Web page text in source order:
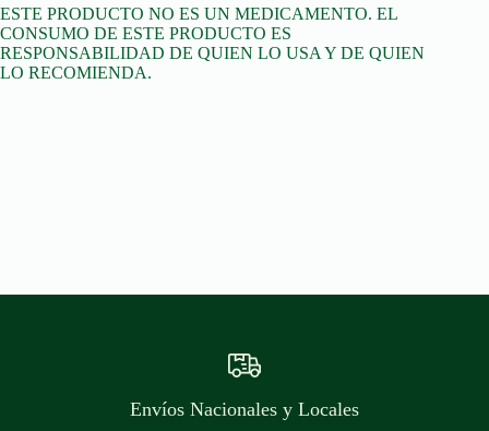
ESTE PRODUCTO NO ES UN MEDICAMENTO. EL
CONSUMO DE ESTE PRODUCTO ES
RESPONSABILIDAD DE QUIEN LO USA Y DE QUIEN
LO RECOMIENDA.
Envíos Nacionales y Locales